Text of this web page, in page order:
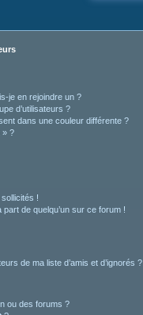
je en rejoindre un ?
d’utilisateurs ?
dans une couleur différente ?
» ?
!
de quelqu’un sur ce forum !
de ma liste d’amis et d’ignorés ?
ou des forums ?